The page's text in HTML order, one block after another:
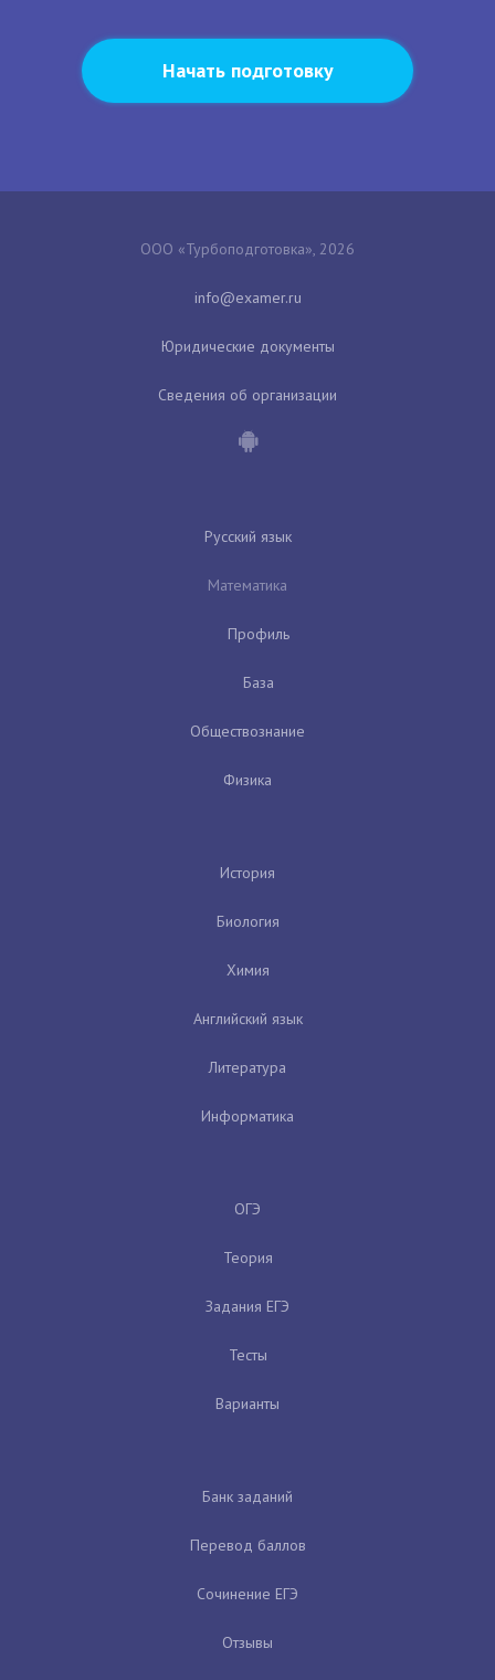
Начать подготовку
ООО «Турбоподготовка», 2026
Юридические документы
Сведения об организации
Русский язык
Математика
Профиль
База
Обществознание
Физика
История
Биология
Химия
Английский язык
Литература
Информатика
ОГЭ
Теория
Задания ЕГЭ
Тесты
Варианты
Банк заданий
Перевод баллов
Сочинение ЕГЭ
Отзывы